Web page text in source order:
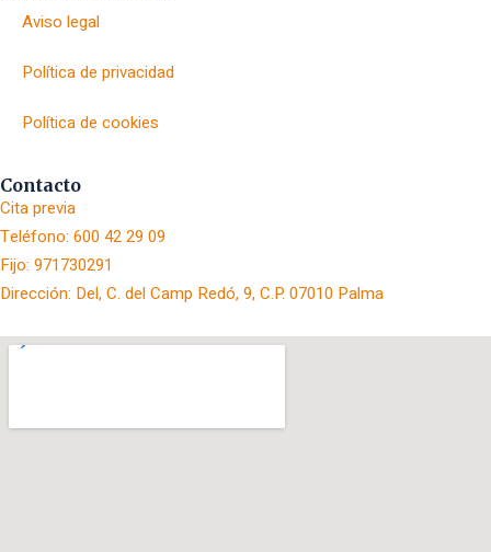
Aviso legal
Política de privacidad
Política de cookies
Contacto
Cita previa
Teléfono: 600 42 29 09
Fijo: 971730291
Dirección: Del, C. del Camp Redó, 9, C.P. 07010 Palma